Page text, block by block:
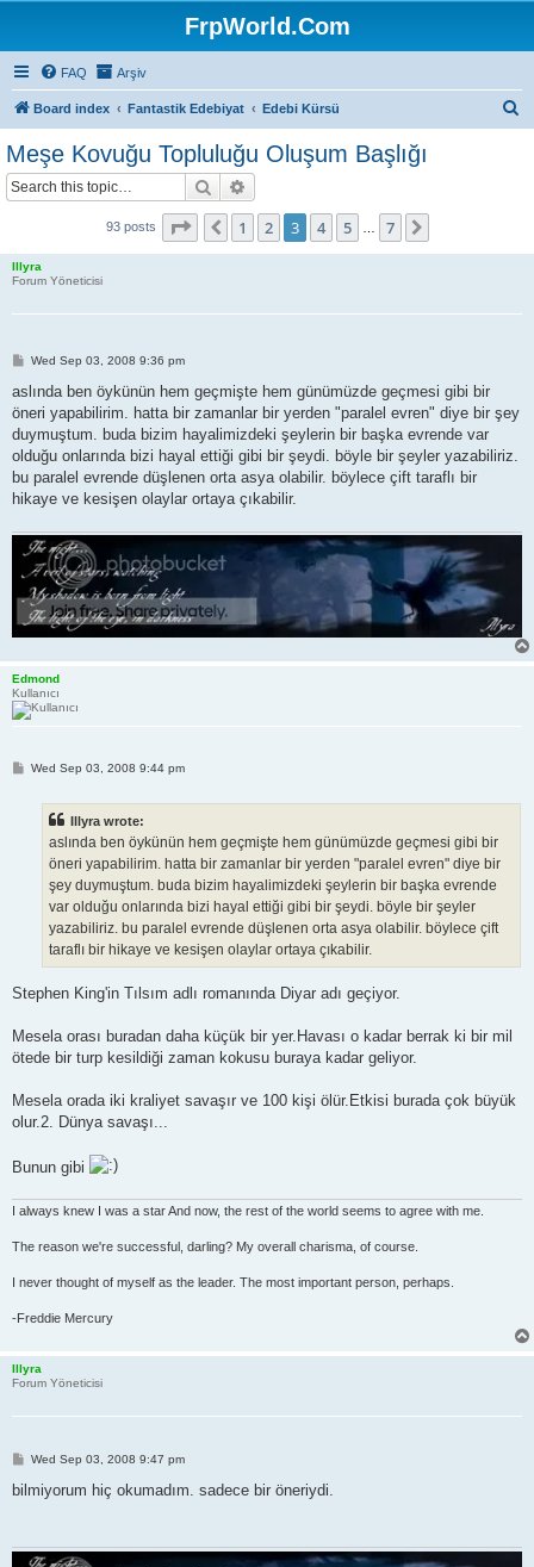
FrpWorld.Com
FAQ Arşiv
Board index Fantastik Edebiyat Edebi Kürsü
Meşe Kovuğu Topluluğu Oluşum Başlığı
Search
93 posts Page of 7
Previous
1 2 3 4 5 7
Illyra
Forum Yöneticisi
P
s
Wed Sep 03, 2008 9:36 pm
aslında ben öykünün hem geçmişte hem günümüzde geçmesi gibi bir
öneri yapabilirim. hatta bir zamanlar bir yerden "paralel evren" diye bir şey
duymuştum. buda bizim hayalimizdeki şeylerin bir başka evrende var
olduğu onlarında bizi hayal ettiği gibi bir şeydi. böyle bir şeyler yazabiliriz.
bu paralel evrende düşlenen orta asya olabilir. böylece çift taraflı bir
hikaye ve kesişen olaylar ortaya çıkabilir.
Edmond
Kullanıcı
PWed Sep 03, 2008 9:44 pm
Illyra wrote:
aslında ben öykünün hem geçmişte hem günümüzde geçmesi gibi bir
öneri yapabilirim. hatta bir zamanlar bir yerden "paralel evren" diye bir
şey duymuştum. buda bizim hayalimizdeki şeylerin bir başka evrende
var olduğu onlarında bizi hayal ettiği gibi bir şeydi. böyle bir şeyler
yazabiliriz. bu paralel evrende düşlenen orta asya olabilir. böylece çift
taraflı bir hikaye ve kesişen olaylar ortaya çıkabilir.
Stephen King'in Tılsım adlı romanında Diyar adı geçiyor.
Mesela orası buradan daha küçük bir yer.Havası o kadar berrak ki bir mil
ötede bir turp kesildiği zaman kokusu buraya kadar geliyor.
Mesela orada iki kraliyet savaşır ve 100 kişi ölür.Etkisi burada çok büyük
olur.2. Dünya savaşı...
Bunun gibi
I always knew I was a star And now, the rest of the world seems to agree with me.
The reason we're successful, darling? My overall charisma, of course.
I never thought of myself as the leader. The most important person, perhaps.
-Freddie Mercury
Illyra
Forum Yöneticisi
P
s
Wed Sep 03, 2008 9:47 pm
bilmiyorum hiç okumadım. sadece bir öneriydi.